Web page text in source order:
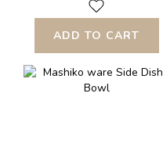
ADD TO CART